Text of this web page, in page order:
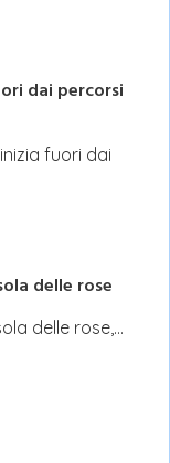
dai percorsi
fuori dai
delle rose
delle rose,…